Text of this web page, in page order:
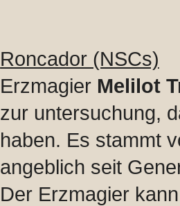
Roncador (NSCs)
Erzmagier Melilot
zur untersuchung,
haben. Es stammt
angeblich seit
Der Erzmagier